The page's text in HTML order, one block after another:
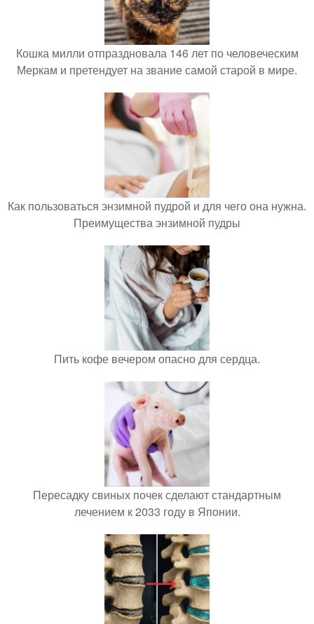
Кошка милли отпраздновала 146 лет по человеческим
Меркам и претендует на звание самой старой в мире.
Как пользоваться энзимной пудрой и для чего она нужна.
Преимущества энзимной пудры
Пить кофе вечером опасно для сердца.
Пересадку свиных почек сделают стандартным
лечением к 2033 году в Японии.